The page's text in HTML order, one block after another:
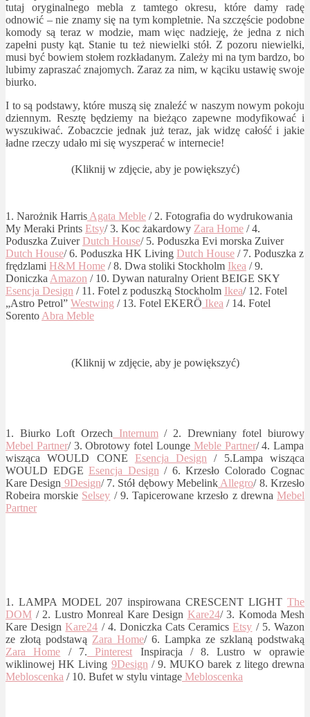
tutaj oryginalnego mebla z tamtego okresu, które damy radę
odnowić – nie znamy się na tym kompletnie. Na szczęście podobne
komody są teraz w modzie, mam więc nadzieję, że jedna z nich
zapełni pusty kąt. Stanie tu też niewielki stół. Z pozoru niewielki,
musi być bowiem stołem rozkładanym. Zależy mi na tym bardzo, bo
lubimy zapraszać znajomych. Zaraz za nim, w kąciku ustawię swoje
biurko.
I to są podstawy, które muszą się znaleźć w naszym nowym pokoju
dziennym. Resztę będziemy na bieżąco zapewne modyfikować i
wyszukiwać. Zobaczcie jednak już teraz, jak widzę całość i jakie
ładne rzeczy udało mi się wyszperać w internecie!
(Kliknij w zdjęcie, aby je powiększyć)
1. Narożnik Harris Agata Meble / 2. Fotografia do wydrukowania
My Meraki Prints Etsy/ 3. Koc żakardowy Zara Home / 4.
Poduszka ZuiverDutch House/ 5. Poduszka Evi morska Zuiver
Dutch House/ 6. Poduszka HK Living Dutch House / 7. Poduszka z
frędzlami H&M Home / 8. Dwa stoliki Stockholm Ikea / 9.
Doniczka Amazon / 10. Dywan naturalny Orient BEIGE SKY
Esencja Design / 11. Fotel z poduszką Stockholm Ikea/ 12. Fotel
„Astro Petrol” Westwing / 13. Fotel EKERÖ Ikea / 14. Fotel
Sorento Abra Meble
(Kliknij w zdjęcie, aby je powiększyć)
1. Biurko Loft Orzech Internum/ 2. Drewniany fotel biurowy
Mebel Partner/ 3. Obrotowy fotel Lounge Meble Partner/ 4. Lampa
wisząca WOULD CONE Esencja Design / 5.Lampa wisząca
WOULD EDGE Esencja Design / 6. Krzesło Colorado Cognac
Kare Design 9Design/ 7. Stół dębowy Mebelink Allegro/ 8. Krzesło
Robeira morskie Selsey / 9. Tapicerowane krzesło z drewnaMebel
Partner
1. LAMPA MODEL 207 inspirowana CRESCENT LIGHT The
DOM / 2. Lustro Monreal Kare Design Kare24/ 3. Komoda Mesh
Kare DesignKare24 / 4. Doniczka Cats CeramicsEtsy / 5. Wazon
ze złotą podstawą Zara Home/ 6. Lampka ze szklaną podstwaką
Zara Home / 7. Pinterest Inspiracja / 8. Lustro w oprawie
wiklinowej HK Living 9Design / 9. MUKO barek z litego drewna
Mebloscenka / 10. Bufet w stylu vintage Mebloscenka